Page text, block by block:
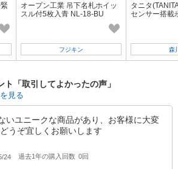
オープン工業 吊下名札ホイッ
スル付5枚入青 NL-18-BU
フジキン
タニタ
センサー搭載
森
「取引してよかったの声」
見る
いユニークな商品があり、お客様に大変
うぞ宜しくお願いします
24 過去1年の購入回数 0回